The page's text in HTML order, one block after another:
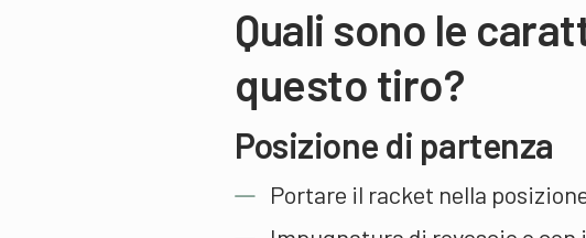
Quali sono le
questo tiro?
Posizione di partenza
Portare il racket nella